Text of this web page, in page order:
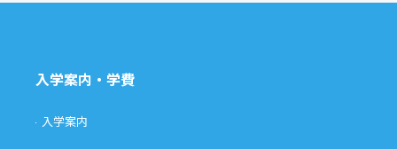
入学案内・学費
入学案内